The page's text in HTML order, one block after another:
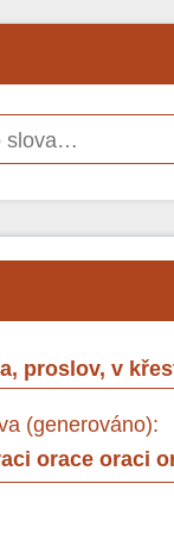
proslov, v
(generováno):
orace oraci